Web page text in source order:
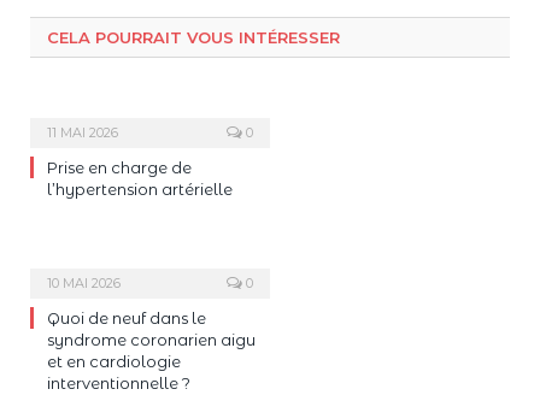
CELA POURRAIT VOUS INTÉRESSER
11 MAI 2026 0
Prise en charge de
l’hypertension artérielle
10 MAI 2026 0
Quoi de neuf dans le
syndrome coronarien aigu
et en cardiologie
interventionnelle ?